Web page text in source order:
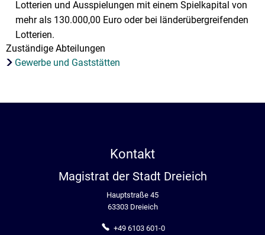
Lotterien und Ausspielungen mit einem Spielkapital von
mehr als 130.000,00 Euro oder bei länderübergreifenden
Lotterien.
Zuständige Abteilungen
Gewerbe und Gaststätten
Kontakt
Magistrat der Stadt Dreieich
Hauptstraße 45
63303 Dreieich
+49 6103 601-0